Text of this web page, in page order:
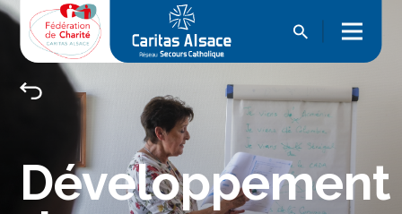
Développement